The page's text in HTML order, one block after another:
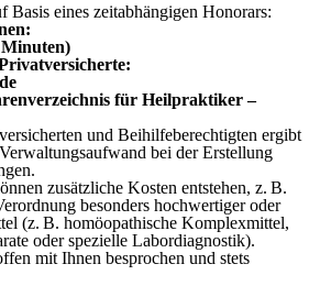
eines zeitabhängigen Honorars:
Minuten)
für Heilpraktiker –
und Beihilfeberechtigten ergibt
bei der Erstellung
zusätzliche Kosten entstehen, z. B.
besonders hochwertiger oder
(z. B. homöopathische Komplexmittel,
oder spezielle Labordiagnostik).
mit Ihnen besprochen und stets